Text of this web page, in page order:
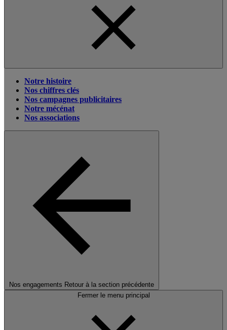
Notre histoire
Nos chiffres clés
Nos campagnes publicitaires
Notre mécénat
Nos associations
Nos engagements Retour à la section précédente
Fermer le menu principal